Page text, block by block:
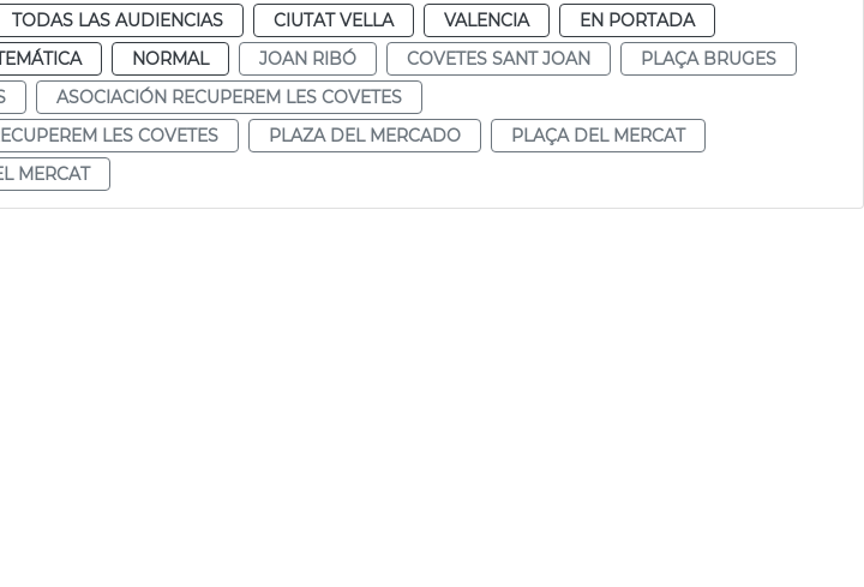
TODAS LAS AUDIENCIAS CIUTAT VELLA VALENCIA
EN PORTADA
NORMAL JOAN RIBÓ COVETES SANT JOAN
PLAÇA BRUGES
ASOCIACIÓN RECUPEREM LES COVETES
LES COVETES
PLAZA DEL MERCADO
PLAÇA DEL MERCAT
MERCAT